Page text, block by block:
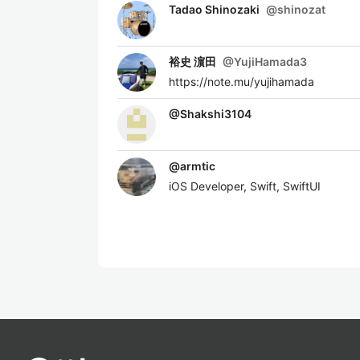
Tadao Shinozaki @shinozat
裕史 濵田 @YujiHamada3
https://note.mu/yujihamada
@Shakshi3104
@armtic
iOS Developer, Swift, SwiftUI